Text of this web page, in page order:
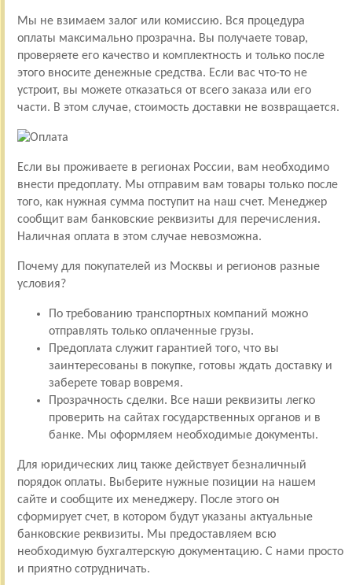
Мы не взимаем залог или комиссию. Вся процедура
оплаты максимально прозрачна. Вы получаете товар,
проверяете его качество и комплектность и только после
этого вносите денежные средства. Если вас что-то не
устроит, вы можете отказаться от всего заказа или его
части. В этом случае, стоимость доставки не возвращается.
Если вы проживаете в регионах России, вам необходимо
внести предоплату. Мы отправим вам товары только после
того, как нужная сумма поступит на наш счет. Менеджер
сообщит вам банковские реквизиты для перечисления.
Наличная оплата в этом случае невозможна.
Почему для покупателей из Москвы и регионов разные
условия?
По требованию транспортных компаний можно
отправлять только оплаченные грузы.
Предоплата служит гарантией того, что вы
заинтересованы в покупке, готовы ждать доставку и
заберете товар вовремя.
Прозрачность сделки. Все наши реквизиты легко
проверить на сайтах государственных органов и в
банке. Мы оформляем необходимые документы.
Для юридических лиц также действует безналичный
порядок оплаты. Выберите нужные позиции на нашем
сайте и сообщите их менеджеру. После этого он
сформирует счет, в котором будут указаны актуальные
банковские реквизиты. Мы предоставляем всю
необходимую бухгалтерскую документацию. С нами просто
и приятно сотрудничать.